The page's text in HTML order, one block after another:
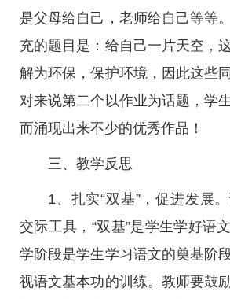
是父母给自己，老师给自己等等
充的题目是：给自己一片天空，
解为环保，保护环境，因此这些
对来说第二个以作业为话题，学
而涌现出来不少的优秀作品！
三、教学反思
1、扎实“双基”，促进发展
交际工具，“双基”是学生学好语
学阶段是学生学习语文的奠基阶
视语文基本功的训练。教师要鼓